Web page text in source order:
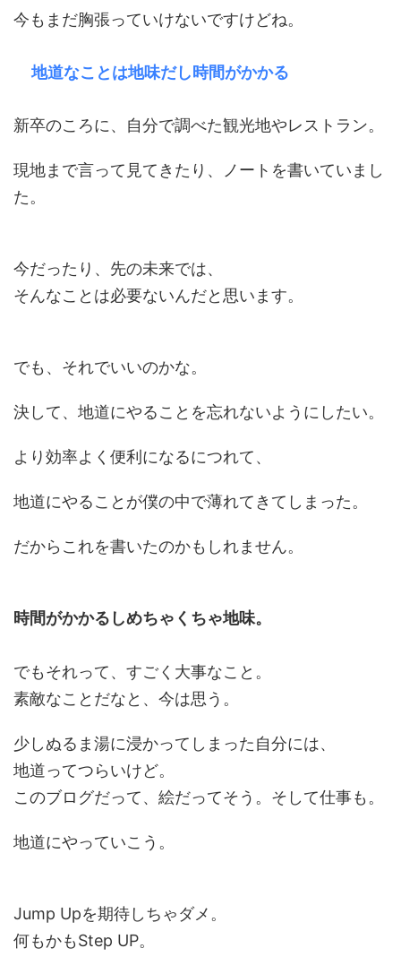
今もまだ胸張っていけないですけどね。
地道なことは地味だし時間がかかる
新卒のころに、自分で調べた観光地やレストラン。
現地まで言って見てきたり、ノートを書いていまし
た。
今だったり、先の未来では、
そんなことは必要ないんだと思います。
でも、それでいいのかな。
決して、地道にやることを忘れないようにしたい。
より効率よく便利になるにつれて、
地道にやることが僕の中で薄れてきてしまった。
だからこれを書いたのかもしれません。
時間がかかるしめちゃくちゃ地味。
でもそれって、すごく大事なこと。
素敵なことだなと、今は思う。
少しぬるま湯に浸かってしまった自分には、
地道ってつらいけど。
このブログだって、絵だってそう。そして仕事も。
地道にやっていこう。
Jump Upを期待しちゃダメ。
何もかもStep UP。